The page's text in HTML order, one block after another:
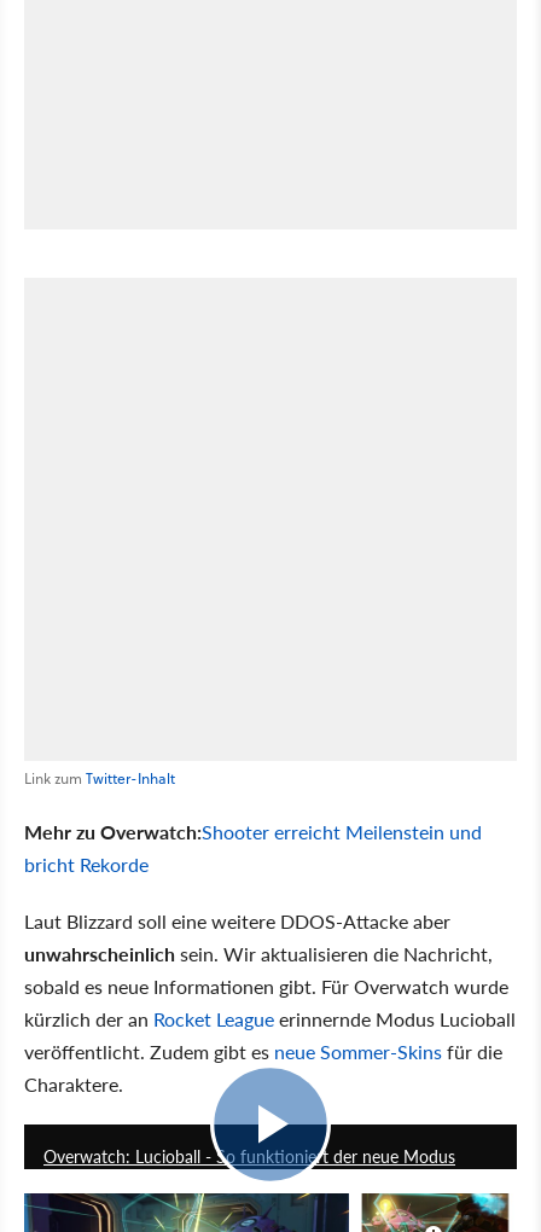
Link zum Twitter-Inhalt
Mehr zu Overwatch:Shooter erreicht Meilenstein und
bricht Rekorde
Laut Blizzard soll eine weitere DDOS-Attacke aber
unwahrscheinlichsein. Wir aktualisieren die Nachricht,
sobald es neue Informationen gibt. Für Overwatch wurde
kürzlich der an Rocket Leagueerinnernde Modus Lucioball
veröffentlicht. Zudem gibt es neue Sommer-Skinsfür die
Charaktere.
Overwatch: Lucioball - So funktioniert der neue Modus